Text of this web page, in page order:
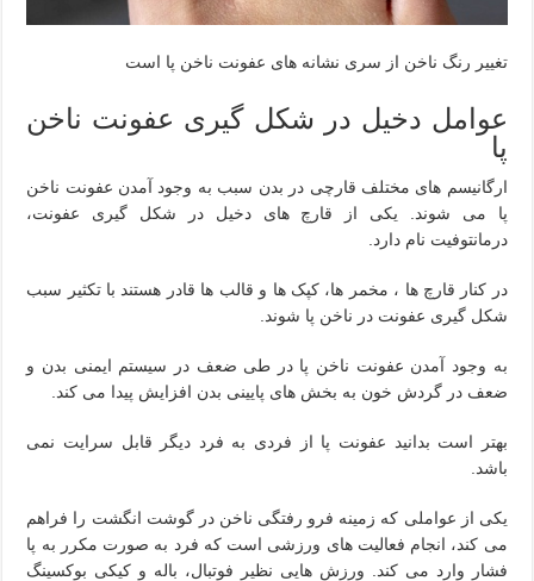
تغییر رنگ ناخن از سری نشانه های عفونت ناخن پا است
عوامل دخیل در شکل گیری عفونت ناخن
پا
ارگانیسم های مختلف قارچی در بدن سبب به وجود آمدن عفونت ناخن
پا می شوند. یکی از قارچ های دخیل در شکل گیری عفونت،
درمانتوفیت نام دارد.
در کنار قارچ ها ، مخمر ها، کپک ها و قالب ها قادر هستند با تکثیر سبب
شکل گیری عفونت در ناخن پا شوند.
به وجود آمدن عفونت ناخن پا در طی ضعف در سیستم ایمنی بدن و
ضعف در گردش خون به بخش های پایینی بدن افزایش پیدا می کند.
بهتر است بدانید عفونت پا از فردی به فرد دیگر قابل سرایت نمی
باشد.
یکی از عواملی که زمینه فرو رفتگی ناخن در گوشت انگشت را فراهم
می کند، انجام فعالیت های ورزشی است که فرد به صورت مکرر به پا
فشار وارد می کند. ورزش هایی نظیر فوتبال، باله و کیکی بوکسینگ